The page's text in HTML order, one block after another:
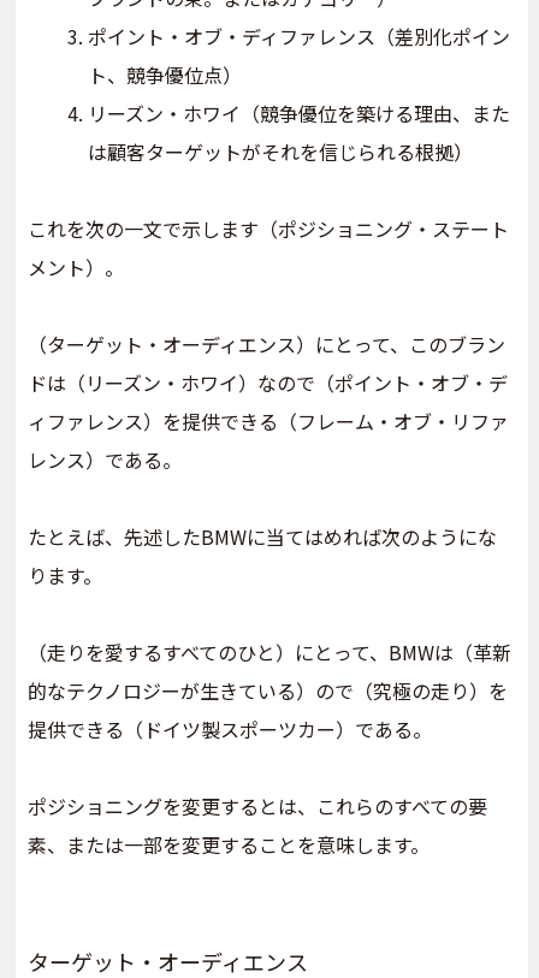
ポイント・オブ・ディファレンス（差別化ポイン
ト、競争優位点）
リーズン・ホワイ（競争優位を築ける理由、また
は顧客ターゲットがそれを信じられる根拠）
これを次の一文で示します（ポジショニング・ステート
メント）。
（ターゲット・オーディエンス）にとって、このブラン
ドは（リーズン・ホワイ）なので（ポイント・オブ・デ
ィファレンス）を提供できる（フレーム・オブ・リファ
レンス）である。
たとえば、先述したBMWに当てはめれば次のようにな
ります。
（走りを愛するすべてのひと）にとって、BMWは（革新
的なテクノロジーが生きている）ので（究極の走り）を
提供できる（ドイツ製スポーツカー）である。
ポジショニングを変更するとは、これらのすべての要
素、または一部を変更することを意味します。
ターゲット・オーディエンス